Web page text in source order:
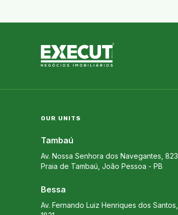
OUR UNITS
Tambaú
Av. Nossa Senhora dos Navegantes, 823
Praia de Tambaú João Pessoa - PB
Bessa
Av. Fernando Luiz Henriques dos Santos,